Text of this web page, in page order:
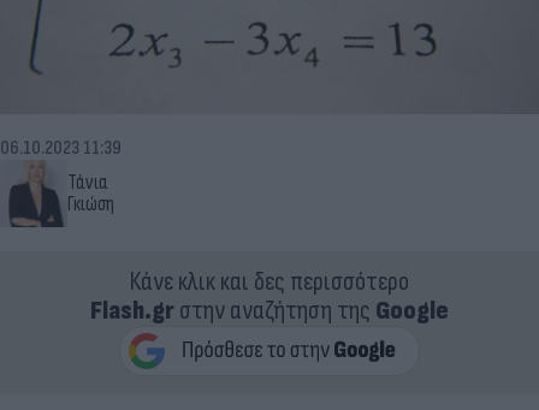
Τάνια
Γκιώση
06.10.2023 11:39
Κάνε κλικ και δες περισσότερο
Flash.grστην αναζήτηση της Google